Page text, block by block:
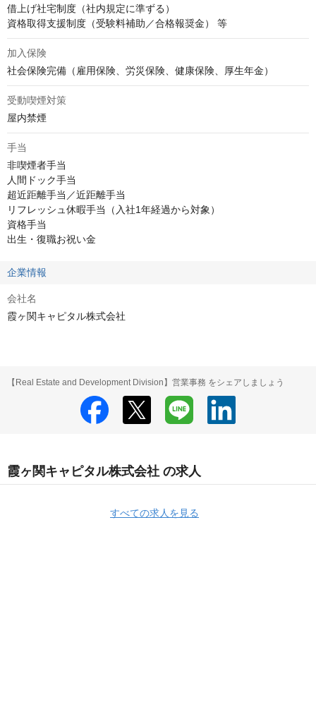
借上げ社宅制度（社内規定に準ずる）
資格取得支援制度（受験料補助／合格報奨金） 等
加入保険
社会保険完備（雇用保険、労災保険、健康保険、厚生年金）
受動喫煙対策
屋内禁煙
手当
非喫煙者手当
人間ドック手当
超近距離手当／近距離手当
リフレッシュ休暇手当（入社1年経過から対象）
資格手当
出生・復職お祝い金
企業情報
会社名
霞ヶ関キャピタル株式会社
【Real Estate and Development Division】営業事務 をシェアしましょう
霞ヶ関キャピタル株式会社 の求人
すべての求人を見る